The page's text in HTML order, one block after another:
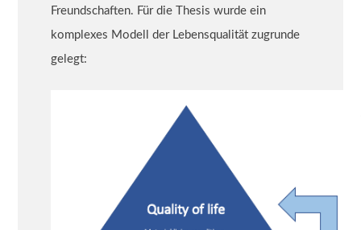
Freundschaften. Für die Thesis wurde ein
komplexes Modell der Lebensqualität zugrunde
gelegt: